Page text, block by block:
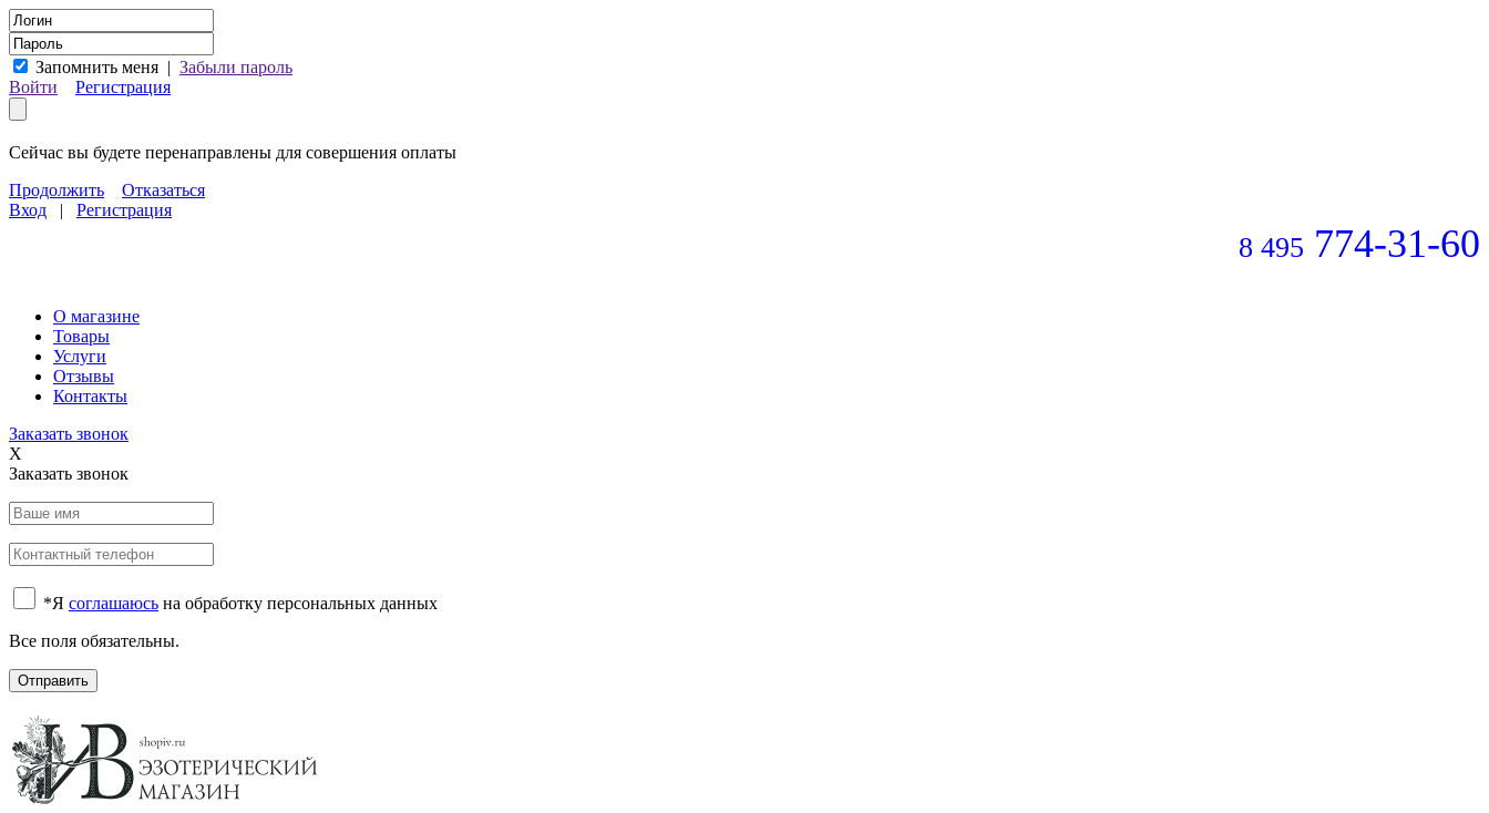
Запомнить меня | Забыли пароль
Войти
Регистрация
Сейчас вы будете перенаправлены для совершения оплаты
Продолжить
Отказаться
Вход | Регистрация
8 495 774-31-60
О магазине
Товары
Услуги
Отзывы
Контакты
Заказать звонок
X
Заказать звонок
*Я соглашаюсь на обработку персональных данных
Все поля обязательны.
Отправить